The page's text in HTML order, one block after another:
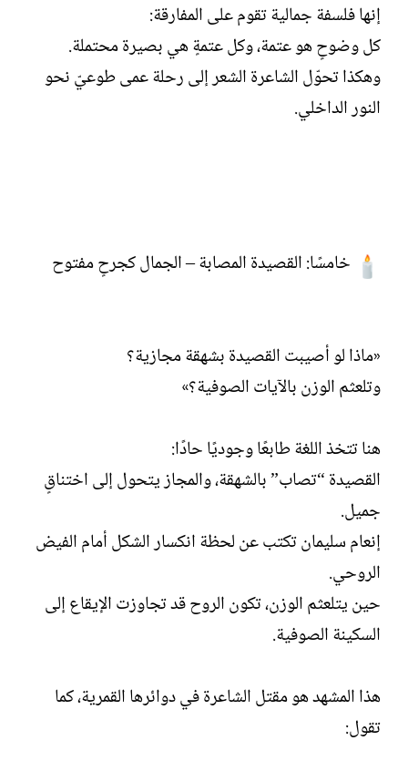
إنها فلسفة جمالية تقوم على المفارقة:
كل وضوحٍ هو عتمة، وكل عتمةٍ هي بصيرة محتملة.
وهكذا تحوّل الشاعرة الشعر إلى رحلة عمى طوعيّ نحو
النور الداخلي.
خامسًا: القصيدة المصابة – الجمال كجرحٍ مفتوح
«ماذا لو أصيبت القصيدة بشهقة مجازية؟
وتلعثم الوزن بالآيات الصوفية؟»
هنا تتخذ اللغة طابعًا وجوديًا حادًا:
القصيدة “تصاب” بالشهقة، والمجاز يتحول إلى اختناقٍ
جميل.
إنعام سليمان تكتب عن لحظة انكسار الشكل أمام الفيض
الروحي.
حين يتلعثم الوزن، تكون الروح قد تجاوزت الإيقاع إلى
السكينة الصوفية.
هذا المشهد هو مقتل الشاعرة في دوائرها القمرية، كما
تقول: